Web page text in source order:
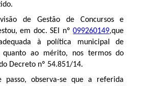
de Gestão de Concursos e
em doc. SEI nº099260149,que
à política municipal de
quanto ao mérito, nos termos do
Decreto nº 54.851/14.
passo, observa-se que a referida